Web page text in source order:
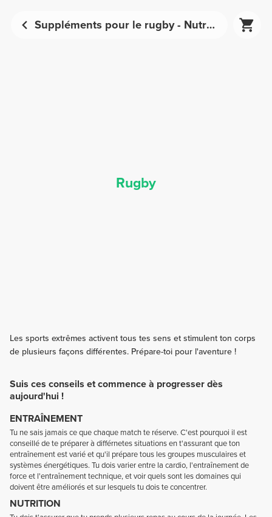
Suppléments pour le rugby - Nutrition sportive | Prozis
Rugby
Les sports extrêmes activent tous tes sens et stimulent ton corps
de plusieurs façons différentes. Prépare-toi pour l'aventure !
Suis ces conseils et commence à progresser dès
aujourd'hui !
ENTRAÎNEMENT
Tu ne sais jamais ce que chaque match te réserve. C'est pourquoi il est
conseillé de te préparer à différnetes situations en t'assurant que ton
entraînement est varié et qu'il prépare tous les groupes musculaires et
systèmes énergétiques. Tu dois varier entre la cardio, l'entraînement de
force et l'entraînement technique, et voir quels sont les domaines qui
doivent être améliorés et sur lesquels tu dois te concentrer.
NUTRITION